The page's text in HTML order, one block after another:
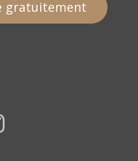
gratuitement